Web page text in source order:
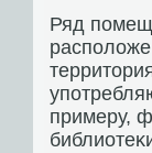
Ряд
примеру,